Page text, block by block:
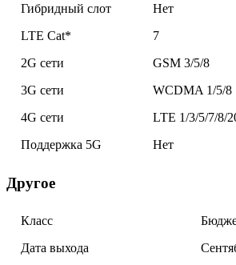
Гибридный слот
Нет
LTE Cat*
7
2G сети
GSM 3/5/8
3G сети
WCDMA 1/5/8
4G сети
LTE 1/3/5/7/8/
Поддержка 5G
Нет
Другое
Класс
Дата выхода